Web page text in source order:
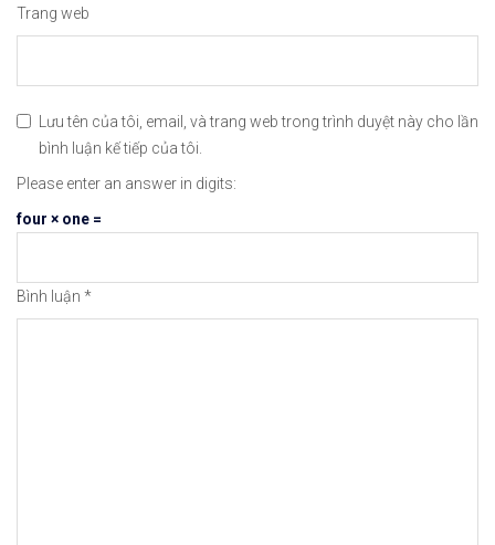
Trang web
Lưu tên của tôi, email, và trang web trong trình duyệt này cho lần
bình luận kế tiếp của tôi.
Please enter an answer in digits:
four × one =
Bình luận *